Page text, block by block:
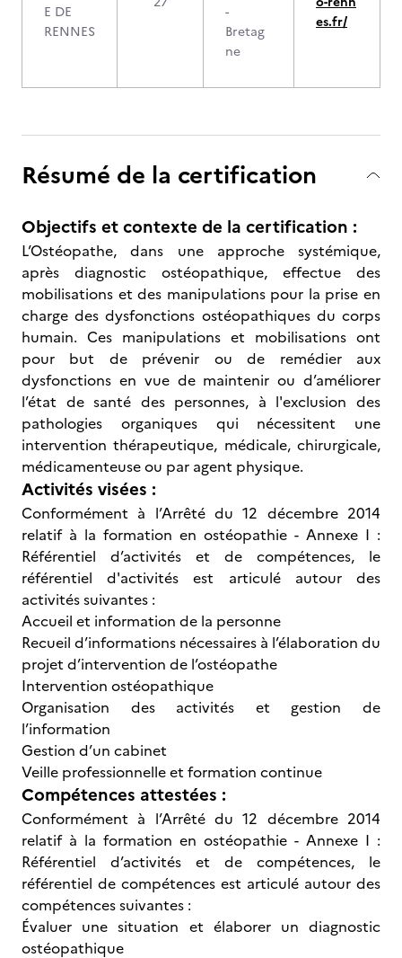
E DE
RENNES
-
Bretag
ne
es.fr/
Résumé de la certification
Objectifs et contexte de la certification :
L’Ostéopathe, dans une approche systémique,
après diagnostic ostéopathique, effectue des
mobilisations et des manipulations pour la prise en
charge des dysfonctions ostéopathiques du corps
humain. Ces manipulations et mobilisations ont
pour but de prévenir ou de remédier aux
dysfonctions en vue de maintenir ou d’améliorer
l’état de santé des personnes, à l'exclusion des
pathologies organiques qui nécessitent une
intervention thérapeutique, médicale, chirurgicale,
médicamenteuse ou par agent physique.
Activités visées :
Conformément à l’Arrêté du 12 décembre 2014
relatif à la formation en ostéopathie - Annexe I :
Référentiel d’activités et de compétences, le
référentiel d'activités est articulé autour des
activités suivantes :
Accueil et information de la personne
Recueil d’informations nécessaires à l’élaboration du
projet d’intervention de l’ostéopathe
Intervention ostéopathique
Organisation des activités et gestion de
l’information
Gestion d’un cabinet
Veille professionnelle et formation continue
Compétences attestées :
Conformément à l’Arrêté du 12 décembre 2014
relatif à la formation en ostéopathie - Annexe I :
Référentiel d’activités et de compétences, le
référentiel de compétences est articulé autour des
compétences suivantes :
Évaluer une situation et élaborer un diagnostic
ostéopathique